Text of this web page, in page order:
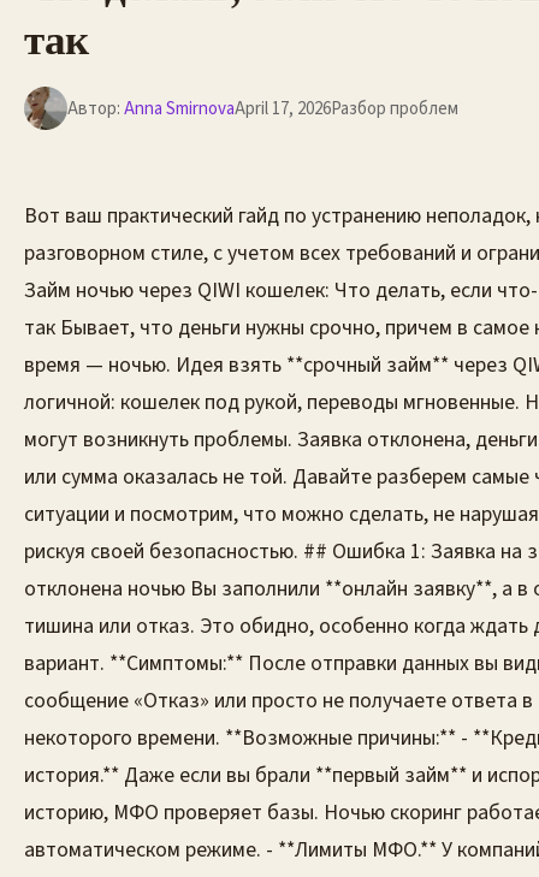
так
Автор:Anna SmirnovaApril 17, 2026Разбор проблем
Вот ваш практический гайд по устранению неполадок,
разговорном стиле, с учетом всех требований и
Займ ночью через QIWI кошелек: Что делать, если
так Бывает, что деньги нужны срочно, причем в самое
время — ночью. Идея взять **срочный займ** через
логичной: кошелек под рукой, переводы мгновенные.
могут возникнуть проблемы. Заявка отклонена,
или сумма оказалась не той. Давайте разберем самые
ситуации и посмотрим, что можно сделать, не
рискуя своей безопасностью. ## Ошибка 1: Заявка на
отклонена ночью Вы заполнили **онлайн заявку**, а
тишина или отказ. Это обидно, особенно когда ждать
вариант. **Симптомы:** После отправки данных вы
сообщение «Отказ» или просто не получаете ответа в
некоторого времени. **Возможные причины:** -
история.** Даже если вы брали **первый займ** и
историю, МФО проверяет базы. Ночью скоринг
автоматическом режиме. - **Лимиты МФО.** У